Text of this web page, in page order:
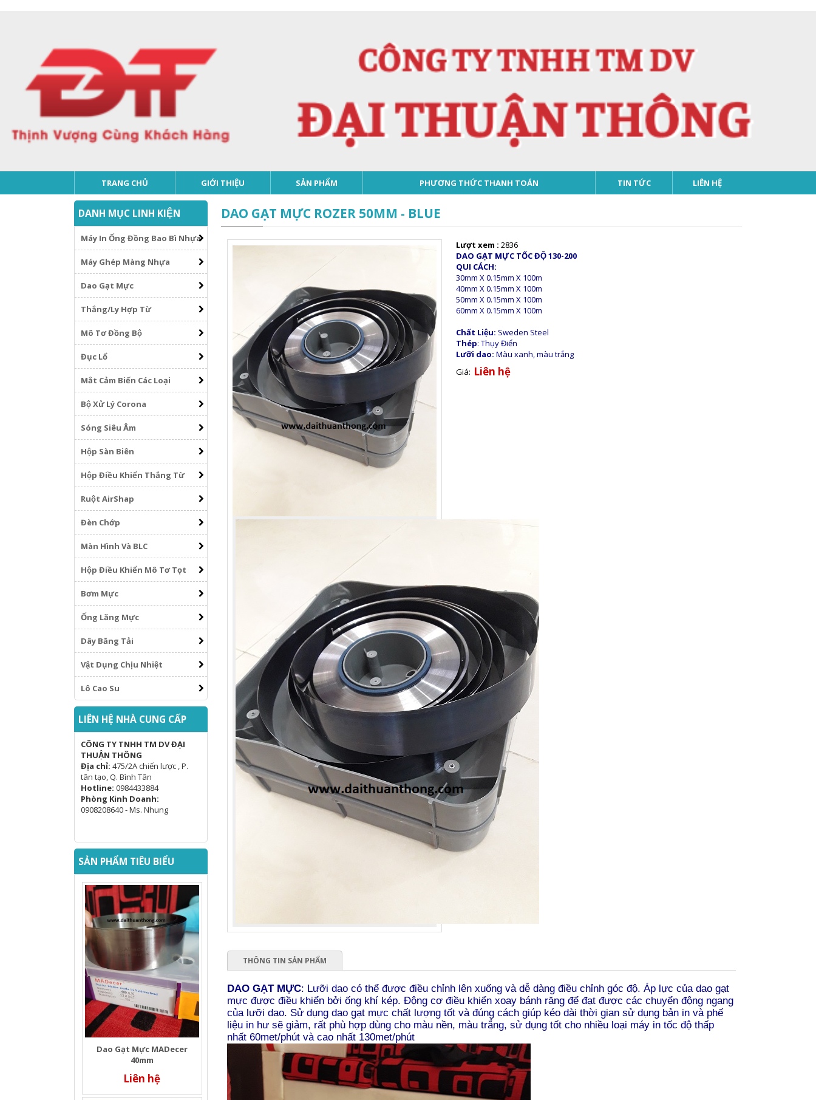
TRANG CHỦ GIỚI THIỆU SẢN PHẨM PHƯƠNG THỨC THANH TOÁN TIN TỨC LIÊN HỆ
DANH MỤC LINH KIỆN
Máy In Ống Đồng Bao Bì Nhựa
Máy Ghép Màng Nhựa
Dao Gạt Mực
Thắng/Ly Hợp Từ
Mô Tơ Đồng Bộ
Đục Lổ
Mắt Cảm Biến Các Loại
Bộ Xử Lý Corona
Sóng Siêu Âm
Hộp Sàn Biên
Hộp Điều Khiển Thắng Từ
Ruột AirShap
Đèn Chớp
Màn Hình Và BLC
Hộp Điều Khiển Mô Tơ Tọt
Bơm Mực
Ống Lăng Mực
Dây Băng Tải
Vật Dụng Chịu Nhiệt
Lô Cao Su
LIÊN HỆ NHÀ CUNG CẤP
CÔNG TY TNHH TM DV ĐẠI
THUẬN THÔNG
Địa chỉ: 475/2A chiến lược , P.
tân tạo, Q. Bình Tân
Hotline: 0984433884
Phòng Kinh Doanh:
0908208640 - Ms. Nhung
SẢN PHẨM TIÊU BIỂU
Dao Gạt Mực MADecer
40mm
Liên hệ
DAO GẠT MỰC ROZER 50MM - BLUE
Lượt xem :2836
DAO GẠT MỰC TỐC ĐỘ 130-200
QUI CÁCH:
30mm X 0.15mm X 100m
40mm X 0.15mm X 100m
50mm X 0.15mm X 100m
60mm X 0.15mm X 100m
Chất Liệu: Sweden Steel
Thép: Thụy Điển
Lưỡi dao: Màu xanh, màu trắng
Giá: Liên hệ
THÔNG TIN SẢN PHẨM
DAO GẠT MỰC: Lưỡi dao có thể được điều chỉnh lên xuống và dễ dàng điều chỉnh góc độ. Áp lực của dao gạt
mực được điều khiển bởi ống khí kép. Động cơ điều khiển xoay bánh răng để đạt được các chuyển động ngang
của lưỡi dao. Sử dụng dao gạt mực chất lượng tốt và đúng cách giúp kéo dài thời gian sử dụng bản in và phế
liệu in hư sẽ giảm, rất phù hợp dùng cho màu nền, màu trắng, sử dụng tốt cho nhiều loại máy in tốc độ thấp
nhất 60met/phút và cao nhất 130met/phút